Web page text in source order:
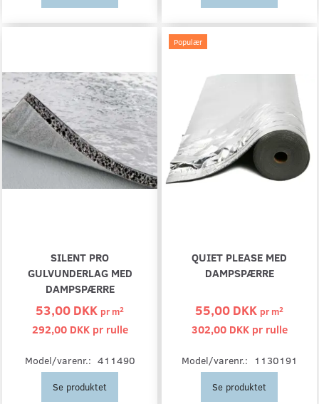
SILENT PRO
GULVUNDERLAG MED
DAMPSPÆRRE
53,00 DKK prm2
292,00 DKK pr rulle
Model/varenr.: 411490
Se produktet
Populær
QUIET PLEASE MED
DAMPSPÆRRE
55,00 DKK prm2
302,00 DKK pr rulle
Model/varenr.: 1130191
Se produktet